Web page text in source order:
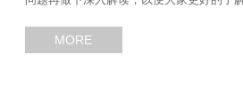
MORE